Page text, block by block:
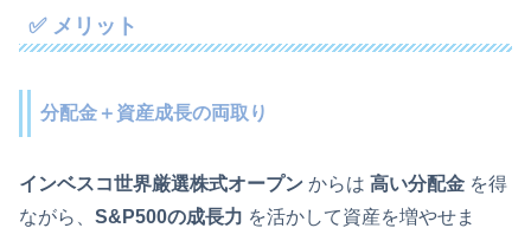
✅ メリット
分配金＋資産成長の両取り
インベスコ世界厳選株式オープン からは 高い分配金 を得
ながら、 S&P500の成長力 を活かして資産を増やせま